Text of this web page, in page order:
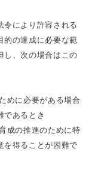
令により許容される
的の達成に必要な範
し、次の場合はこの
めに必要がある場合
であるとき
成の推進のために特
を得ることが困難で